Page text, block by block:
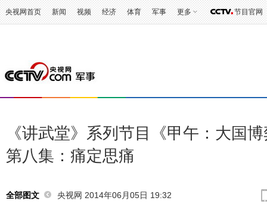
央视网首页 新闻 视频 经济 体育 军事 更多 节目官网
《讲武堂》系列节目《甲午：大国
第八集：痛定思痛
全部图文 央视网 2014年06月05日 19:32